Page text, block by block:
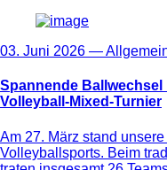
03. Juni 2026 —
Spannende
Volleyball-Mixed-Turnier
Am 27. März stand
Volleyballsports. Beim